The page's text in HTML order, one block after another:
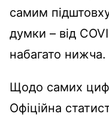
самим
думки – від
набагато нижча.
Щодо самих цифр
Офіційна